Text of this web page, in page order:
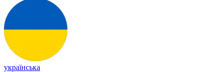
українська